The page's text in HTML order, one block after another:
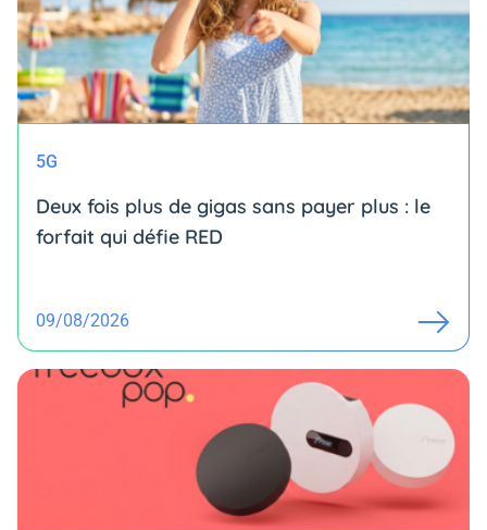
5G
Deux fois plus de gigas sans payer plus : le
forfait qui défie RED
09/08/2026